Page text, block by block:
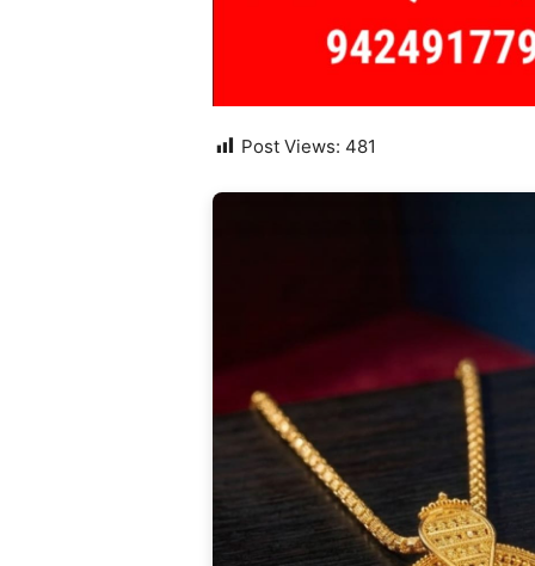
Post Views: 481